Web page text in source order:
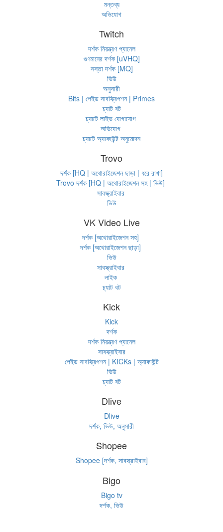
মন্তব্য
অভিযোগ
Twitch
দর্শক নিয়ন্ত্রণ প্যানেল
গুণমানের দর্শক [uVHQ]
সস্তা দর্শক [MQ]
ভিউ
অনুসারী
Bits | পেইড সাবস্ক্রিপশন | Primes
চ্যাট বট
চ্যাটে লাইভ যোগাযোগ
অভিযোগ
চ্যাটে অ্যাকাউন্ট অনুমোদন
Trovo
দর্শক [HQ | অথোরাইজেশন ছাড়া | ধরে রাখা]
Trovo দর্শক [HQ | অথোরাইজেশন সহ | ভিউ]
সাবস্ক্রাইবার
ভিউ
VK Video Live
দর্শক [অথোরাইজেশন সহ]
দর্শক [অথোরাইজেশন ছাড়া]
ভিউ
সাবস্ক্রাইবার
লাইক
চ্যাট বট
Kick
Kick
দর্শক
দর্শক নিয়ন্ত্রণ প্যানেল
সাবস্ক্রাইবার
পেইড সাবস্ক্রিপশন | KICKs | অ্যাকাউন্ট
ভিউ
চ্যাট বট
Dlive
Dlive
দর্শক, ভিউ, অনুসারী
Shopee
Shopee [দর্শক, সাবস্ক্রাইবার]
Bigo
Bigo tv
দর্শক, ভিউ